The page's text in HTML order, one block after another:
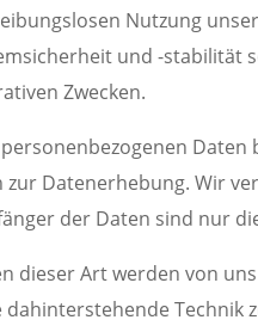
Nutzung
und -stabilität
Zwecken.
Datenerhebung. Wir
der Daten sind nur
dieser Art werden von
Technik